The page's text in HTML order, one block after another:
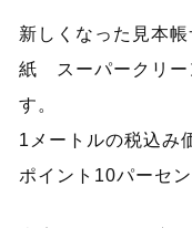
新しくなった見本
紙 スーパークリー
す。
1メートルの税込み
ポイント10パーセ